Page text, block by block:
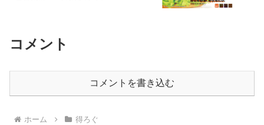
コメント
コメントを書き込む
ホーム 得ろぐ